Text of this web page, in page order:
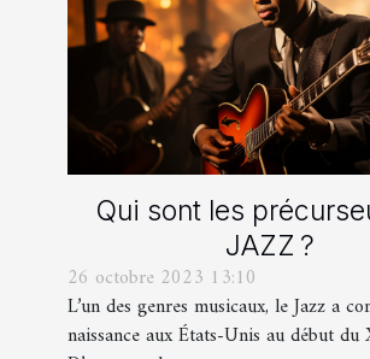
Qui sont les
JAZZ ?
26 octobre 2023 13:10
L’un des genres musicaux, le Jazz a
naissance aux États-Unis au début du